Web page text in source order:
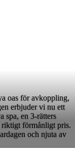
oas för avkoppling,
erbjuder vi nu ett
spa, en 3-rätters
förmånligt pris.
och njuta av